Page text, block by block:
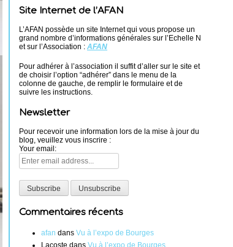
Site Internet de l’AFAN
L’AFAN possède un site Internet qui vous propose un
grand nombre d’informations générales sur l’Echelle N
et sur l’Association : AFAN
Pour adhérer à l’association il suffit d’aller sur le site et
de choisir l’option “adhérer” dans le menu de la
colonne de gauche, de remplir le formulaire et de
suivre les instructions.
Newsletter
Pour recevoir une information lors de la mise à jour du
blog, veuillez vous inscrire :
Your email:
Commentaires récents
afan dans Vu à l’expo de Bourges
Lacoste dans Vu à l’expo de Bourges